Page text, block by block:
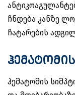
ჩნდება კანზე
ჩატარების
ჰემატომის